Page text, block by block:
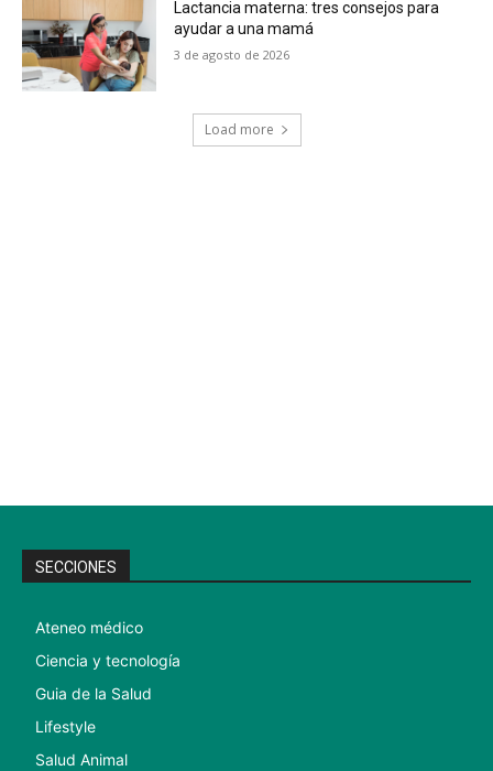
Lactancia materna: tres consejos para
ayudar a una mamá
3 de agosto de 2026
Load more
SECCIONES
Ateneo médico
Ciencia y tecnología
Guia de la Salud
Lifestyle
Salud Animal